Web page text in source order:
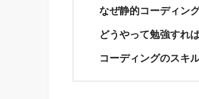
なぜ静的コーディン
どうやって勉強すれ
コーディングのスキ